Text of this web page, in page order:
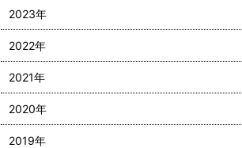
2023年
2022年
2021年
2020年
2019年